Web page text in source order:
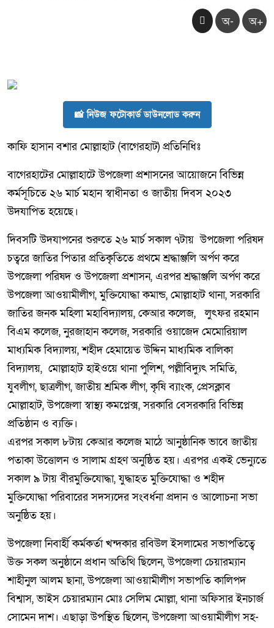
অ- অ+
📸 নিউজ ফটোকার্ড ডাউনলোড করুন
কা‌ফি হাসান বশার মোল্লাহাট (বাগেরহাট) প্রতিনিধিঃ
বাগেরহাটের মোল্লাহাটে উপজেলা প্রশাসনের আয়োজনে বিভিন্ন
কর্মসূচিতে ২৬ মার্চ মহান স্বাধীনতা ও জাতীয় দিবস ২০২৩
উদযাপিত হয়েছে।
দিবসটি উদযাপনের শুরুতে ২৬ মার্চ সকাল ৭টায় উপজেলা পরিষদ
চত্বরে জাতির পিতার প্রতিকৃতিতে প্রথমে শ্রদ্ধাঞ্জলি অর্পণ করে
উপজেলা পরিষদ ও উপজেলা প্রশাসন, এরপর শ্রদ্ধাঞ্জলি অর্পণ করে
উপজেলা আওয়ামীলীগ, মুক্তিযোদ্ধা কমান্ড, মোল্লাহাট থানা, সরকারি
জাতির জনক মহিলা মহাবিদ্যালয়, কেআর কলেজ, লুৎফর রহমান
বিএম কলেজ, নুরজাহান কলেজ, সরকারি ওয়াজেদ মেমোরিয়াল
মাধ্যমিক বিদ্যালয়, শহীদ হেমায়েত উদ্দিন মাধ্যমিক বালিকা
বিদ্যালয়, মোল্লাহাট হাইওয়ে থানা পুলিশ, পল্লীবিদ্যুৎ সমিতি,
যুবলীগ, ছাত্রলীগ, জাতীয় শ্রমিক লীগ, কৃষি ব্যাংক, প্রেসক্লাব
মোল্লাহাট, উপজেলা স্বাস্থ্য কমপ্লেক্স, সরকারি বেসরকারি বিভিন্ন
প্রতিষ্ঠান ও ব্যক্তি।
এরপর সকাল ৮টায় কেআর কলেজ মাঠে আনুষ্ঠানিক ভাবে জাতীয়
পতাকা উত্তোলন ও সালাম গ্রহণ অনুষ্ঠিত হয়। এরপর একই ভেন্যুতে
সকাল ৯ টায় বীরমুক্তিযোদ্ধা, যুদ্ধাহত মুক্তিযোদ্ধা ও শহীদ
মুক্তিযোদ্ধা পরিবারের সদস্যদের সংবর্ধনা প্রদান ও আলোচনা সভা
অনুষ্ঠিত হয়।
উপজেলা নিবার্হী কর্মকর্তা খন্দকার রবিউল ইসলামের সভাপতিত্বে
উক্ত সকল অনুষ্ঠানে প্রধান অতিথি ছিলেন, উপজেলা চেয়ারম্যান
শাহীনুল আলম ছানা, উপজেলা আওয়ামীলীগ সভাপতি কালিপদ
বিশ্বাস, ভাইস চেয়ারম্যান মোঃ সেলিম মোল্লা, থানা অফিসার ইনচার্জ
সোমেন দাশ। এছাড়া উপস্থিত ছিলেন, উপজেলা আওয়ামীলীগ সহ-